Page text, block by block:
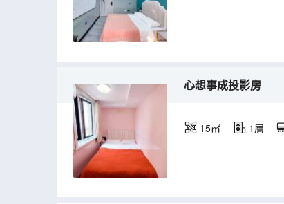
心想事成投影房
15㎡ 1層